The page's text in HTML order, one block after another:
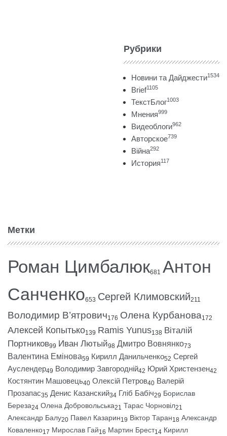
Рубрики
Новини та Дайджести1534
Brief1105
ТекстБлог1003
Мнения999
Видеоблоги962
Авторское739
Війна292
История117
Метки
Роман Цимбалюк681 Антон
Санченко653 Сергей Климовский211
Володимир В’ятрович176 Олена Курбанова172
Алексей Копытько139 Ramis Yunus138 Віталій
Портников99 Иван Лютый98 Дмитро Вовнянко73
Валентина Емінова59 Кирилл Данильченко52 Сергей
Ауслендер49 Володимир Завгородній42 Юрий Христензен42
Костянтин Машовець40 Олексій Петров40 Валерій
Прозапас35 Денис Казанский34 Гліб Бабіч29 Борислав
Береза24 Олена Добровольська21 Тарас Чорновіл21
Александр Балу20 Павел Казарин19 Віктор Таран18 Александр
Коваленко17 Мирослав Гай16 Мартин Брест14 Кирилл